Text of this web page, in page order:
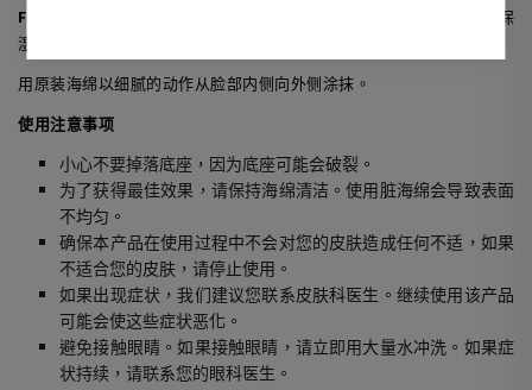
Foundation SPF15
是一款能够顺滑涂抹、完美渗透肌肤并带来深层保
湿感的粉妆。遮盖表情纹和毛孔，打造明亮的外观。
用原装海绵以细腻的动作从脸部内侧向外侧涂抹。
使用注意事项
小心不要掉落底座，因为底座可能会破裂。
为了获得最佳效果，请保持海绵清洁。使用脏海绵会导致表面
不均匀。
确保本产品在使用过程中不会对您的皮肤造成任何不适，如果
不适合您的皮肤，请停止使用。
如果出现症状，我们建议您联系皮肤科医生。继续使用该产品
可能会使这些症状恶化。
避免接触眼睛。如果接触眼睛，请立即用大量水冲洗。如果症
状持续，请联系您的眼科医生。